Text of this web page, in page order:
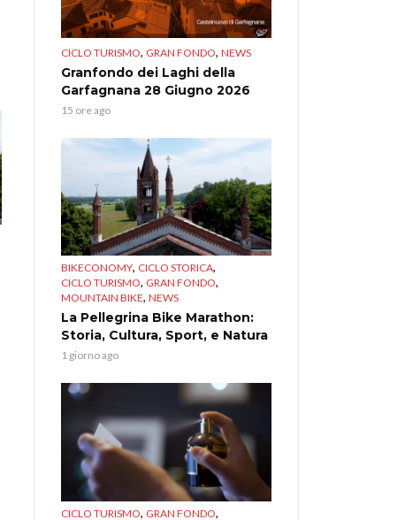
CICLO TURISMO, GRAN FONDO, NEWS
Granfondo dei Laghi della
Garfagnana 28 Giugno 2026
15 ore ago
BIKECONOMY, CICLO STORICA,
CICLO TURISMO, GRAN FONDO,
MOUNTAIN BIKE, NEWS
La Pellegrina Bike Marathon:
Storia, Cultura, Sport, e Natura
1 giorno ago
CICLO TURISMO, GRAN FONDO,